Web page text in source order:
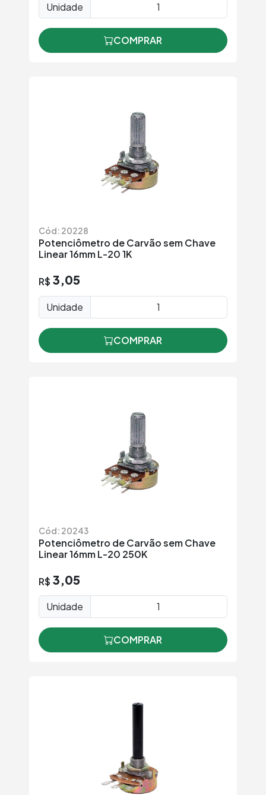
Unidade
COMPRAR
Cód: 20228
Potenciômetro de Carvão sem Chave
Linear 16mm L-20 1K
R$ 3,05
Unidade
COMPRAR
Cód: 20243
Potenciômetro de Carvão sem Chave
Linear 16mm L-20 250K
R$ 3,05
Unidade
COMPRAR